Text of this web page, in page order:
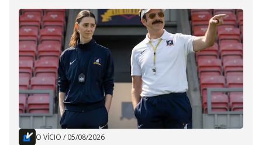
O VÍCIO / 05/08/2026